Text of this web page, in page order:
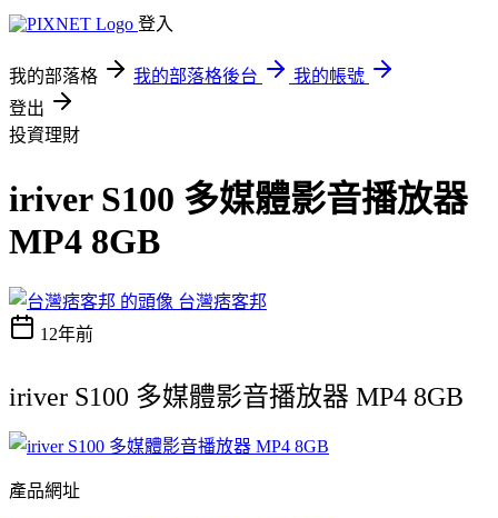
登入
我的部落格 我的部落格後台
我的帳號
登出
投資理財
iriver S100 多媒體影音播放器
MP4 8GB
台灣痞客邦
12年前
iriver S100 多媒體影音播放器 MP4 8GB
產品網址